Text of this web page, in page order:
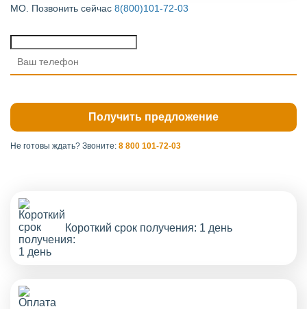
МО. Позвонить сейчас 8(800)101-72-03
Не готовы ждать? Звоните: 8 800 101-72-03
Короткий срок получения: 1 день